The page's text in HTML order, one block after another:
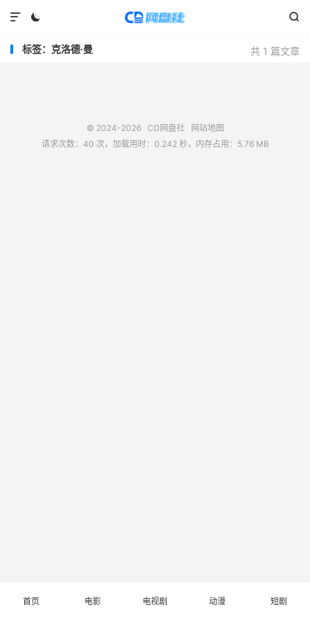
 

共 1 篇文章
标签：克洛德·曼
© 2024-2026 CD网盘社
网站地图
请求次数：40 次，加载用时：0.242 秒，内存占用：5.76 MB
首页 电影 电视剧 动漫 短剧